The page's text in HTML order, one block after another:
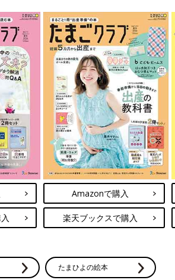
Amazonで購入
楽天ブックスで購入
たまひよの絵本